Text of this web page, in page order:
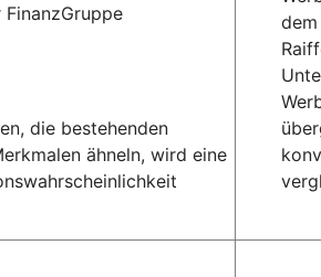
die bestehenden
ähneln, wird eine